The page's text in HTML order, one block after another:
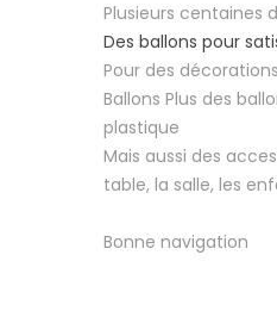
Plusieurs centaines
Des ballons pour
Pour des
Ballons Plus des
plastique
Mais aussi des
table, la salle, les
Bonne navigation